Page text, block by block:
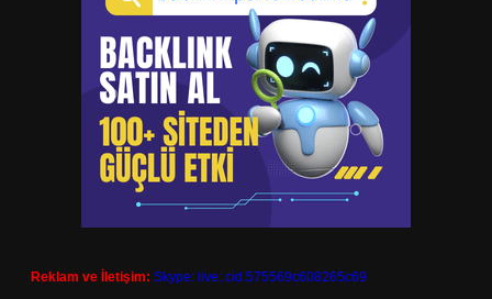
Reklam ve İletişim: Skype: live:.cid.575569c608265c69